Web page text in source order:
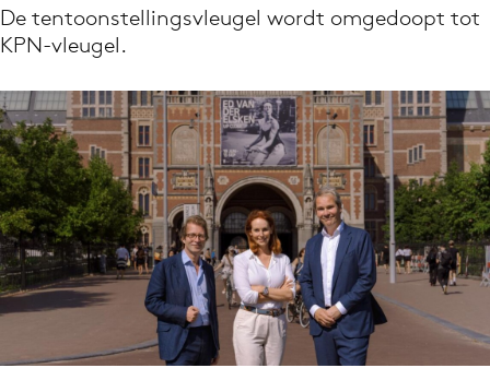
Volg het laatste nieuws via de Adformatie
Menu
Home
9 sept: GenAI-training
12 nov: MarketingLive!
Adverteren
De tentoonstellingsvleugel wordt omgedoopt tot
KPN-vleugel.